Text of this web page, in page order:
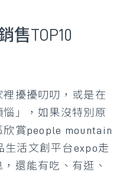
售TOP10
擾擾叨叨，或是在
」，如果沒特別原
欣賞people mountain
生活文創平台expo走
還能有吃、有逛、